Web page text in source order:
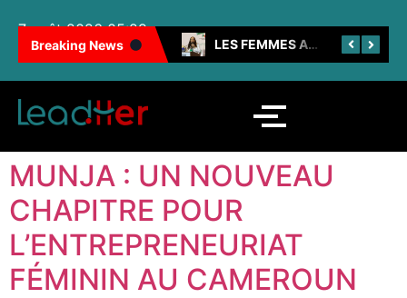
7 août 2026 05:29
Breaking News 100 FEMMES NOIRES INSPIRANTES : LES CAMEROUNAISES BRILLENT ENCORE LES FEMMES AU CŒUR DE LA SNH
MUNJA : UN NOUVEAU
CHAPITRE POUR
L’ENTREPRENEURIAT
FÉMININ AU CAMEROUN